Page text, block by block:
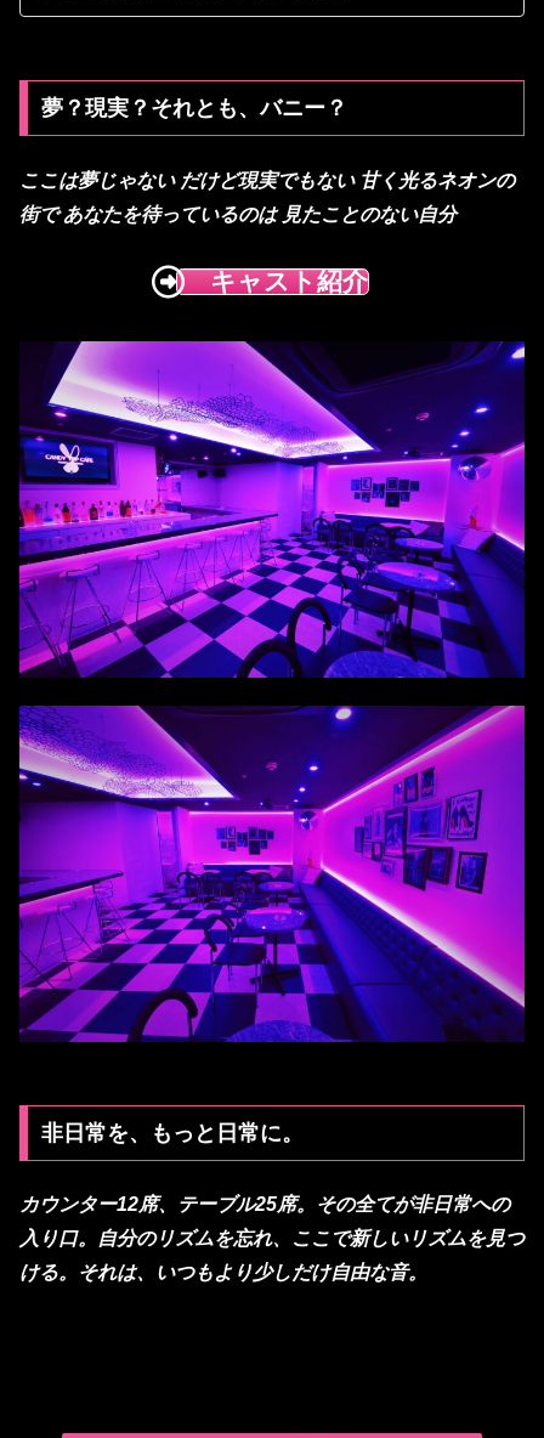
夢？現実？それとも、バニー？
ここは夢じゃない だけど現実でもない 甘く光るネオンの
街で あなたを待っているのは 見たことのない自分
キャスト紹介
非日常を、もっと日常に。
カウンター12席、テーブル25席。その全てが非日常への
入り口。自分のリズムを忘れ、ここで新しいリズムを見つ
ける。それは、いつもより少しだけ自由な音。